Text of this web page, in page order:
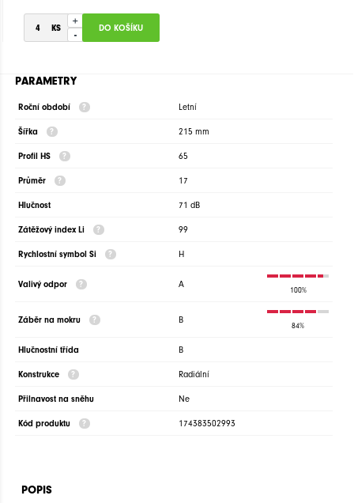
+
-
PARAMETRY
Roční období Letní
Šířka 215 mm
Profil HS 65
Průměr 17
Hlučnost 71 dB
Zátěžový index Li 99
Rychlostní symbol Si H
Valivý odpor A
100%
Záběr na mokru B
84%
Hlučnostní třída B
Konstrukce Radiální
Přilnavost na sněhu Ne
Kód produktu 174383502993
POPIS